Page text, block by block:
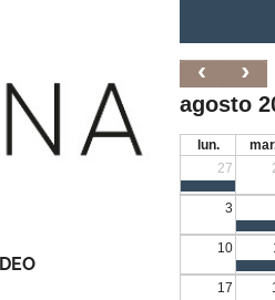
agosto
lun.
27
3
10
17